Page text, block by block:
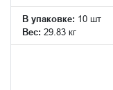
В упаковке: 10 шт
Вес: 29.83 кг